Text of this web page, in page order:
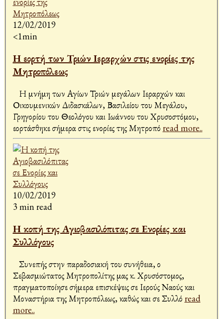
12/02/2019
<1min
Η εορτή των Τριών Ιεραρχών στις ενορίες της
Μητροπόλεως
Η μνήμη των Αγίων Τριών μεγάλων Ιεραρχών και
Οικουμενικών Διδασκάλων, Βασιλείου του Μεγάλου,
Γρηγορίου του Θεολόγου και Ιωάννου του Χρυσοστόμου,
εορτάσθηκε σήμερα στις ενορίες της Μητροπό read more..
10/02/2019
3 min read
Η κοπή της Αγιοβασιλόπιτας σε Ενορίες και
Συλλόγους
Συνεπής στην παραδοσιακή του συνήθεια, ο
Σεβασμιώτατος Μητροπολίτης μας κ. Χρυσόστομος,
πραγματοποίησε σήμερα επισκέψεις σε Ιερούς Ναούς και
Μοναστήρια της Μητροπόλεως, καθώς και σε Συλλό read
more..